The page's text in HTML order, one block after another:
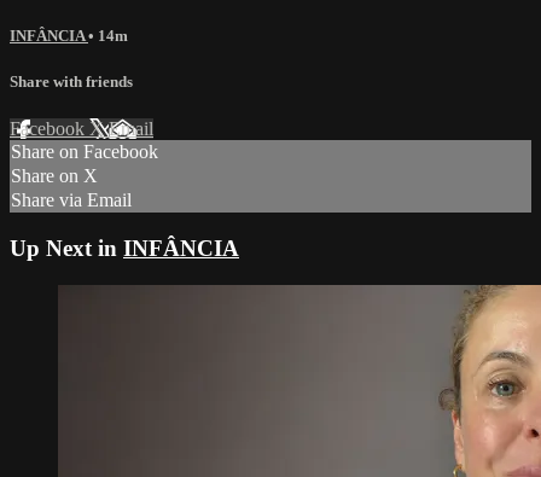
INFÂNCIA• 14m
Share with friends
Facebook XEmail
Share on Facebook
Share on X
Share via Email
Up Next in INFÂNCIA